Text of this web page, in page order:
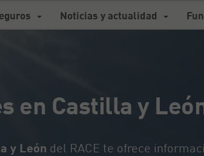
Noticias y actualidad
en Castilla y
y León del RACE te ofrece